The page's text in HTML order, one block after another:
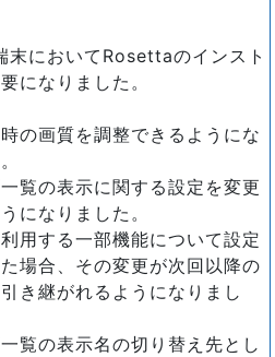
末においてRosettaのインスト
になりました。
の画質を調整できるようにな
覧の表示に関する設定を変更
になりました。
用する一部機能について設定
場合、その変更が次回以降の
き継がれるようになりまし
覧の表示名の切り替え先とし